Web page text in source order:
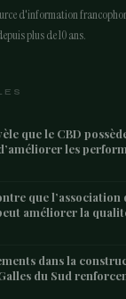
d'information
plus de 10 ans.
que le CBD
les
athlètes à
que l’association
améliorer la
– Marijuana
dans la
du Sud
australien